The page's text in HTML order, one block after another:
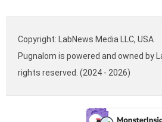
Copyright: LabNews Media LLC, USA
Pugnalom is powered and owned by
rights reserved. (2024 - 2026)